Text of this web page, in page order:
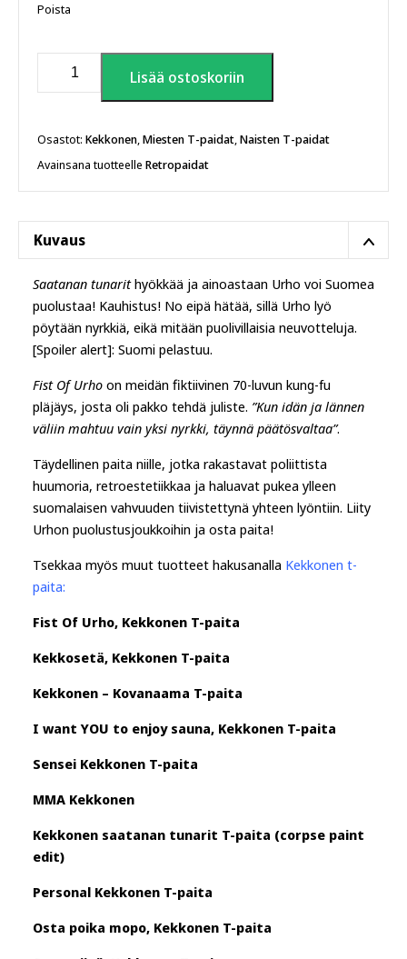
Poista
T-
paita
Lisää ostoskoriin
Osastot: Kekkonen,Miesten T-paidat,Naisten T-paidat
Avainsana tuotteelle Retropaidat
Kuvaus
Saatanan tunarithyökkää ja ainoastaan Urho voi Suomea
puolustaa! Kauhistus! No eipä hätää, sillä Urho lyö
pöytään nyrkkiä, eikä mitään puolivillaisia neuvotteluja.
[Spoiler alert]: Suomi pelastuu.
Fist Of Urho on meidän fiktiivinen 70-luvun kung-fu
pläjäys, josta oli pakko tehdä juliste. ”Kun idän ja lännen
väliin mahtuu vain yksi nyrkki, täynnä päätösvaltaa”.
Täydellinen paita niille, jotka rakastavat poliittista
huumoria, retroestetiikkaa ja haluavat pukea ylleen
suomalaisen vahvuuden tiivistettynä yhteen lyöntiin. Liity
Urhon puolustusjoukkoihin ja osta paita!
Tsekkaa myös muut tuotteet hakusanalla Kekkonen t-
paita:
Fist Of Urho, Kekkonen T-paita
Kekkosetä, Kekkonen T-paita
Kekkonen – Kovanaama T-paita
I want YOU to enjoy sauna, Kekkonen T-paita
Sensei Kekkonen T-paita
MMA Kekkonen
Kekkonen saatanan tunarit T-paita (corpse paint
edit)
Personal Kekkonen T-paita
Osta poika mopo, Kekkonen T-paita